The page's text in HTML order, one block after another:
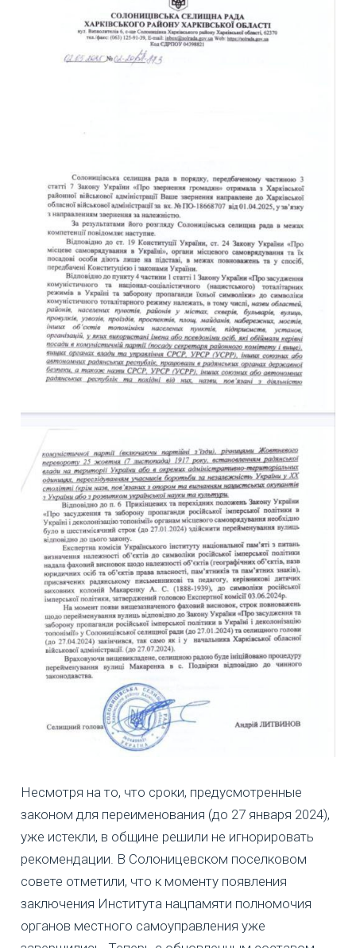
Несмотря на то, что сроки, предусмотренные
законом для переименования (до 27 января 2024),
уже истекли, в общине решили не игнорировать
рекомендации. В Солоницевском поселковом
совете отметили, что к моменту появления
заключения Института нацпамяти полномочия
органов местного самоуправления уже